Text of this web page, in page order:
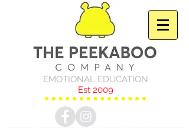
EMOTIONAL EDUCATION
Est 2009